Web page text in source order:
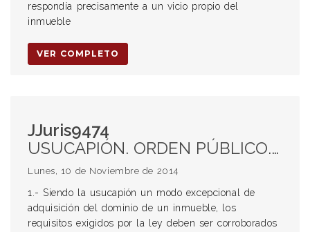
respondía precisamente a un vicio propio del
inmueble
VER COMPLETO
JJuris9474
USUCAPIÓN. ORDEN PÚBLICO. MODO EXCEPCIONAL DE ADQUISICIÓN DEL DOMINIO. VALORACIÓN ESTRICTA DE LAS PRUEBAS. POSESIÓN “ANIMUS DOMINI”. DIFERENCIA CON LA “MERA DETENTACIÓN DE LA COSA”. COSTAS A CARGO DEL SOLICITANTE. POSIBILIDAD DE REPETIR CONTRA EL PROPIETARIO.
Lunes, 10 de Noviembre de 2014
1.- Siendo la usucapión un modo excepcional de
adquisición del dominio de un inmueble, los
requisitos exigidos por la ley deben ser corroborados